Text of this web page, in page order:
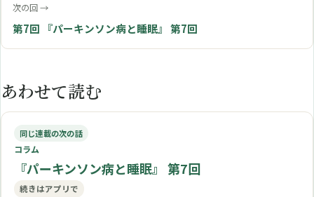
次の回 →
第7回 『パーキンソン病と睡眠』 第7回
あわせて読む
同じ連載の次の話
コラム
『パーキンソン病と睡眠』 第7回
続きはアプリで